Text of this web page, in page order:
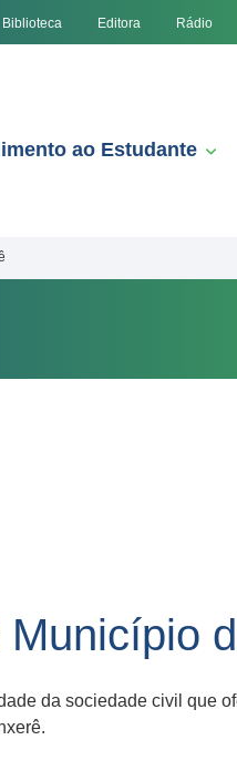
Biblioteca Editora Rádio
ao Estudante
da sociedade civil que